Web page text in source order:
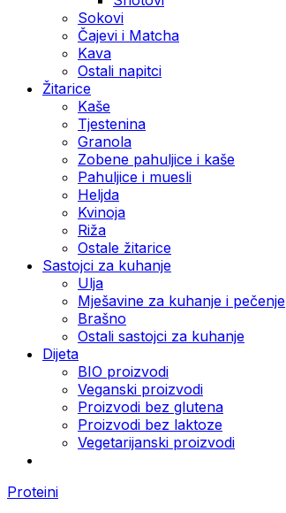
Sokovi
Čajevi i Matcha
Kava
Ostali napitci
Žitarice
Kaše
Tjestenina
Granola
Zobene pahuljice i kaše
Pahuljice i muesli
Heljda
Kvinoja
Riža
Ostale žitarice
Sastojci za kuhanje
Ulja
Mješavine za kuhanje i pečenje
Brašno
Ostali sastojci za kuhanje
Dijeta
BIO proizvodi
Veganski proizvodi
Proizvodi bez glutena
Proizvodi bez laktoze
Vegetarijanski proizvodi
Proteini